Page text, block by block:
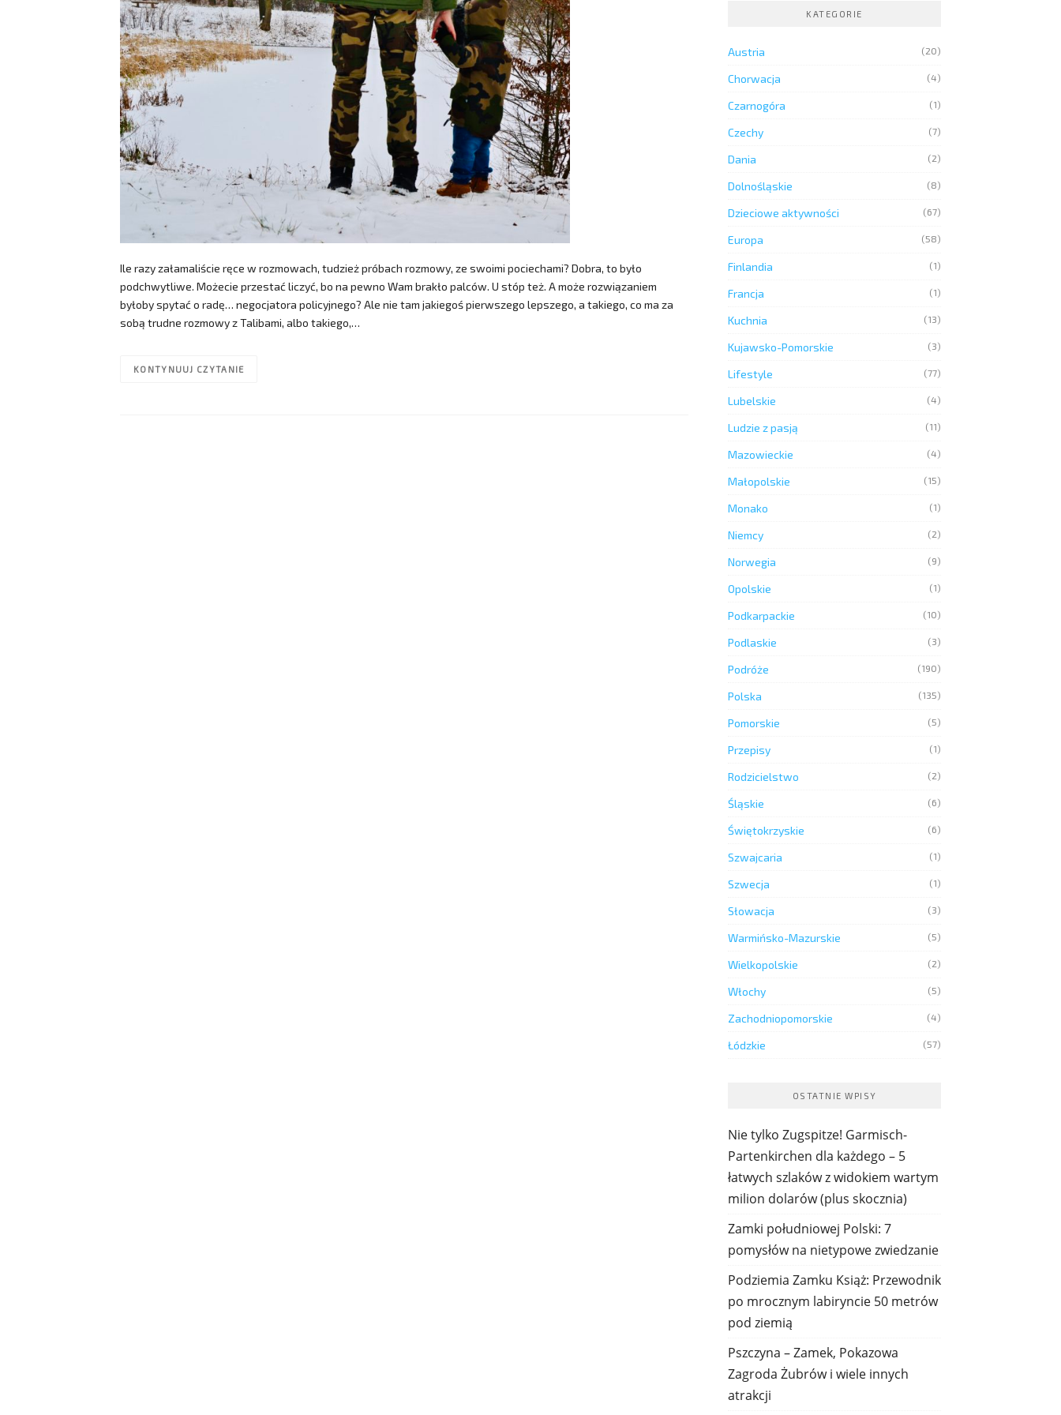
Ile razy załamaliście ręce w rozmowach, tudzież próbach rozmowy, ze swoimi pociechami? Dobra, to było
podchwytliwe. Możecie przestać liczyć, bo na pewno Wam brakło palców. U stóp też. A może rozwiązaniem
byłoby spytać o radę… negocjatora policyjnego? Ale nie tam jakiegoś pierwszego lepszego, a takiego, co ma za
sobą trudne rozmowy z Talibami, albo takiego,…
KONTYNUUJ CZYTANIE
KATEGORIE
Austria (20)
Chorwacja (4)
Czarnogóra (1)
Czechy (7)
Dania (2)
Dolnośląskie (8)
Dzieciowe aktywności (67)
Europa (58)
Finlandia (1)
Francja (1)
Kuchnia (13)
Kujawsko-Pomorskie (3)
Lifestyle (77)
Lubelskie (4)
Ludzie z pasją (11)
Mazowieckie (4)
Małopolskie (15)
Monako (1)
Niemcy (2)
Norwegia (9)
Opolskie (1)
Podkarpackie (10)
Podlaskie (3)
Podróże (190)
Polska (135)
Pomorskie (5)
Przepisy (1)
Rodzicielstwo (2)
Śląskie (6)
Świętokrzyskie (6)
Szwajcaria (1)
Szwecja (1)
Słowacja (3)
Warmińsko-Mazurskie (5)
Wielkopolskie (2)
Włochy (5)
Zachodniopomorskie (4)
Łódzkie (57)
OSTATNIE WPISY
Nie tylko Zugspitze! Garmisch-
Partenkirchen dla każdego – 5
łatwych szlaków z widokiem wartym
milion dolarów (plus skocznia)
Zamki południowej Polski: 7
pomysłów na nietypowe zwiedzanie
Podziemia Zamku Książ: Przewodnik
po mrocznym labiryncie 50 metrów
pod ziemią
Pszczyna – Zamek, Pokazowa
Zagroda Żubrów i wiele innych
atrakcji